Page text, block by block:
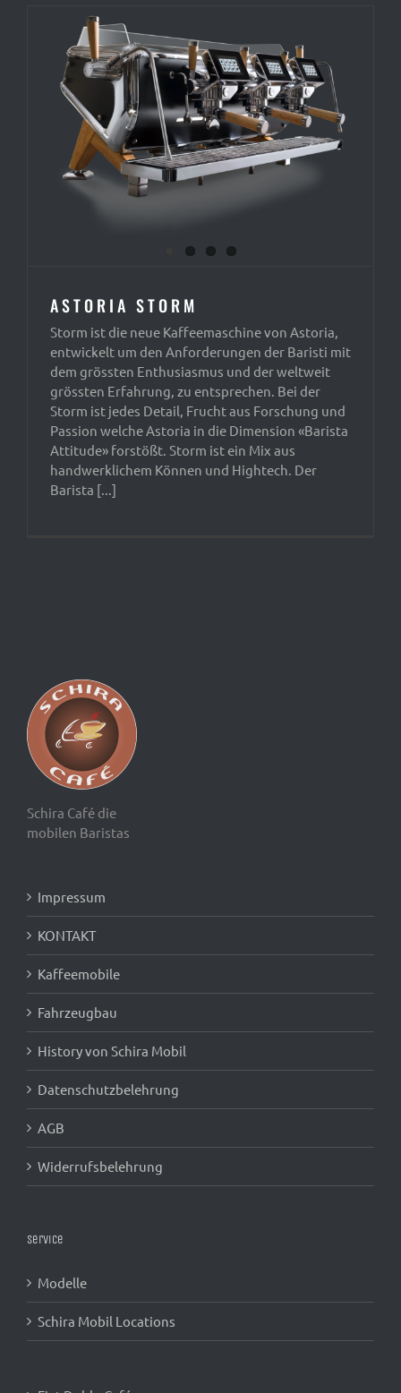
ASTORIA STORM
Storm ist die neue Kaffeemaschine von Astoria,
entwickelt um den Anforderungen der Baristi mit
dem grössten Enthusiasmus und der weltweit
grössten Erfahrung, zu entsprechen. Bei der
Storm ist jedes Detail, Frucht aus Forschung und
Passion welche Astoria in die Dimension «Barista
Attitude» forstößt. Storm ist ein Mix aus
handwerklichem Können und Hightech. Der
Barista [...]
Schira Café die
mobilen Baristas
Impressum
KONTAKT
Kaffeemobile
Fahrzeugbau
History von Schira Mobil
Datenschutzbelehrung
AGB
Widerrufsbelehrung
Service
Modelle
Schira Mobil Locations